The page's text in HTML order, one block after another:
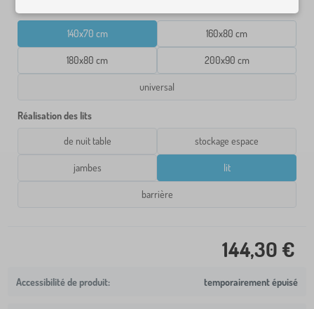
140x70 cm 160x80 cm
180x80 cm 200x90 cm
universal
Réalisation des lits
de nuit table stockage espace
jambes lit
barrière
144,30 €
temporairement épuisé